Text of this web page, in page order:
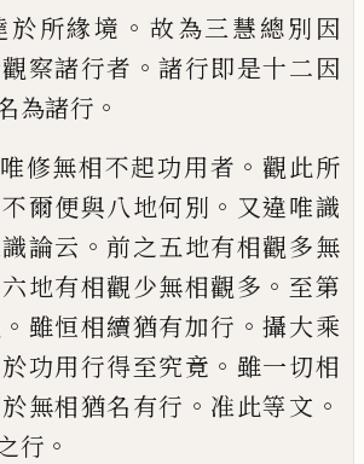
於所緣境 。 故為三慧總別因
察諸行者 。諸行即是十二因
為諸行 。
修無相不起功用者 。觀此所
不爾便與八地何別 。 又違唯識
論云 。前之五地有相觀多無
地有相觀少無相觀多 。 至第
。 雖恒相續猶有加行 。攝大乘
功用行得至究竟 。 雖一切相
無相猶名有行 。 准此等文 。
行 。